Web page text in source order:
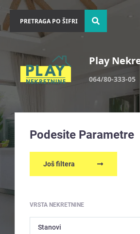
Play
064/80-333-05
Podesite Parametre
Još filtera
VRSTA NEKRETNINE